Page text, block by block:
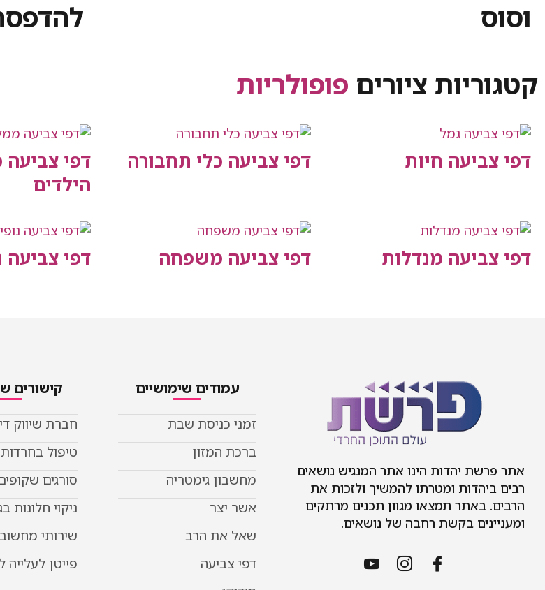
וסוס
קטגוריות ציורים פופולריות
דפי צביעה חיות דפי צביעה כלי תחבורה
דפי
הילדים
דפי צביעה מנדלות דפי צביעה משפחה דפי צביעה
אתר פרשת יהדות הינו אתר המנגיש נושאים
רבים ביהדות ומטרתו להמשיך ולזכות את
הרבים. באתר תמצאו מגוון תכנים מרתקים
ומעניינים בקשת רחבה של נושאים.
עמודים שימושיים
זמני כניסת שבת
ברכת המזון
מחשבון גימטריה
אשר יצר
שאל את הרב
דפי צביעה
קישורים
חברת שיווק
טיפול בחרדות
סורגים
ניקוי חלונות
שירותי
פייטן לעלייה